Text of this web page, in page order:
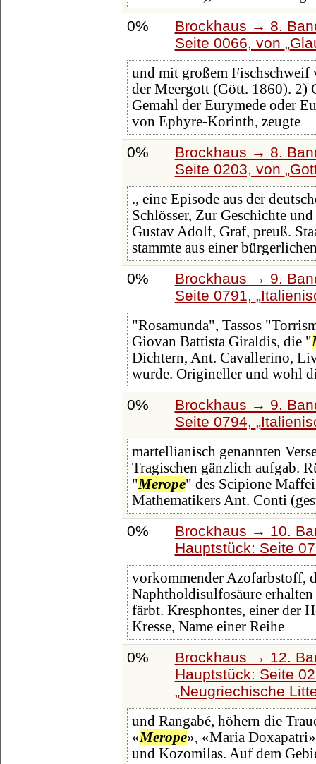
0%
Brockhaus → 8.
Seite 0066, von
und mit großem Fischschweif
der Meergott (Gött. 1860). 2)
Gemahl der Eurymede oder
von Ephyre-Korinth, zeugte
0%
Brockhaus → 8.
Seite 0203, von
., eine Episode aus der
Schlösser, Zur Geschichte
Gustav Adolf, Graf, preuß.
stammte aus einer
0%
Brockhaus → 9.
Seite 0791,
"Rosamunda", Tassos
Giovan Battista Giraldis, die "
Dichtern, Ant. Cavallerino,
wurde. Origineller und wohl
0%
Brockhaus → 9.
Seite 0794,
martellianisch genannten
Tragischen gänzlich aufgab.
"Merope" des Scipione
Mathematikers Ant. Conti
0%
Brockhaus → 10.
Hauptstück: Seite
vorkommender Azofarbstoff,
Naphtholdisulfosäure
färbt. Kresphontes, einer der
Kresse, Name einer Reihe
0%
Brockhaus → 12.
Hauptstück: Seite
Neugriechische
und Rangabé, höhern die
«Merope», «Maria
und Kozomilas. Auf dem